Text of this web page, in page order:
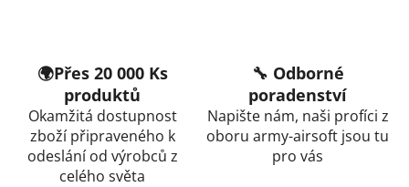
y
v
ý
🌍Přes 20 000 Ks
produktů
Okamžitá dostupnost
zboží připraveného k
odeslání od výrobců z
celého světa
🔧 Odborné
poradenství
Napište nám, naši profíci z
oboru army-airsoft jsou tu
pro vás